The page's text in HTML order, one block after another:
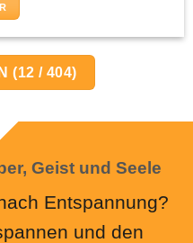
(12 / 404)
Geist und Seele
Entspannung?
und den